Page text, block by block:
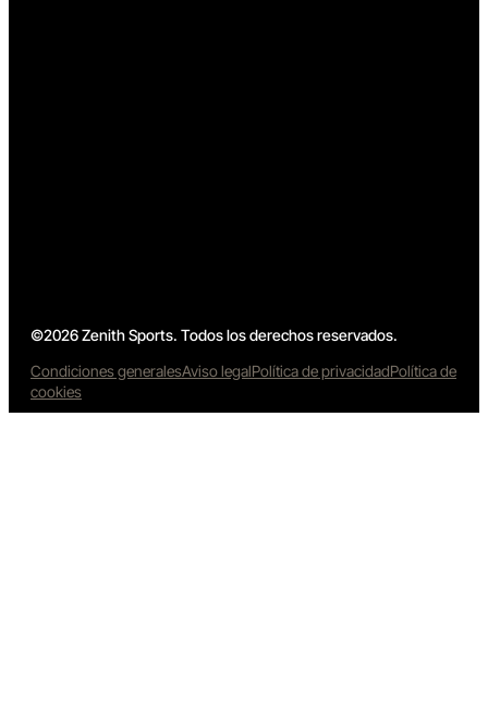
©2026 Zenith Sports. Todos los derechos reservados.
Condiciones generalesAviso legalPolítica de privacidadPolítica de
cookies